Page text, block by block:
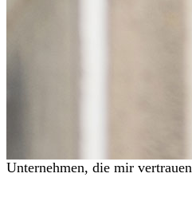
Unternehmen, die mir vertrauen